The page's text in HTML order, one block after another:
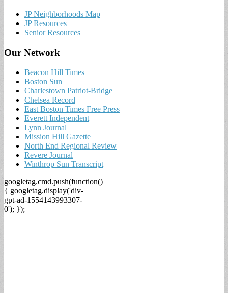
JP Neighborhoods Map
JP Resources
Senior Resources
Our Network
Beacon Hill Times
Boston Sun
Charlestown Patriot-Bridge
Chelsea Record
East Boston Times Free Press
Everett Independent
Lynn Journal
Mission Hill Gazette
North End Regional Review
Revere Journal
Winthrop Sun Transcript
googletag.cmd.push(function()
{ googletag.display('div-
gpt-ad-1554143993307-
0'); });